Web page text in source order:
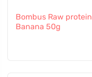
Bombus Raw protein
Banana 50g